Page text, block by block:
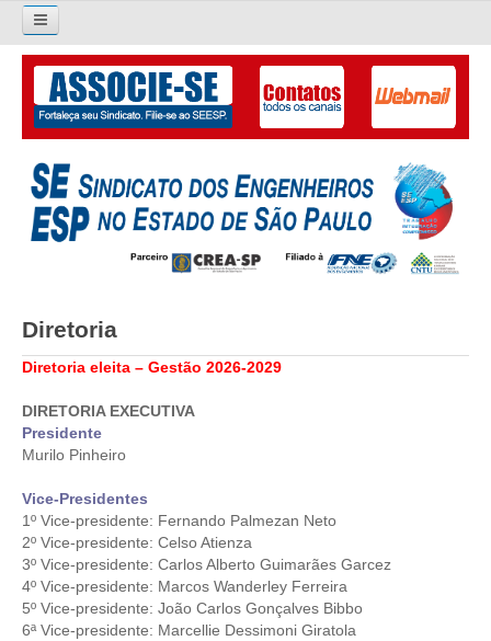
Pesquisar...
O SINDICATO
APRESENTAÇÃO
PALAVRA DO PRESIDENTE
GALERIA EX-PRESIDENTES
CRESCE BRASIL
CONSELHO TECNOLÓGICO
HISTÓRICO E ATUAÇÃO
Diretoria
Diretoria eleita – Gestão 2026-2029
DIRETORIA EXECUTIVA
Presidente
Murilo Pinheiro
Vice-Presidentes
1º Vice-presidente: Fernando Palmezan Neto
2º Vice-presidente: Celso Atienza
3º Vice-presidente: Carlos Alberto Guimarães Garcez
4º Vice-presidente: Marcos Wanderley Ferreira
5º Vice-presidente: João Carlos Gonçalves Bibbo
6ª Vice-presidente: Marcellie Dessimoni Giratola